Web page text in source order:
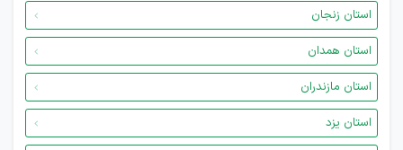
استان زنجان
استان همدان
استان مازندران
استان یزد